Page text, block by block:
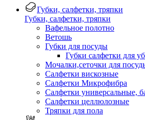
Губки, салфетки, тряпки
Губки, салфетки, тряпки
Вафельное полотно
Ветошь
Губки для посуды
Губки салфетки для
Мочалки,сеточки для
Салфетки вискозные
Салфетки Микрофибра
Салфетки универсальные,
Салфетки целлюлозные
Тряпки для пола